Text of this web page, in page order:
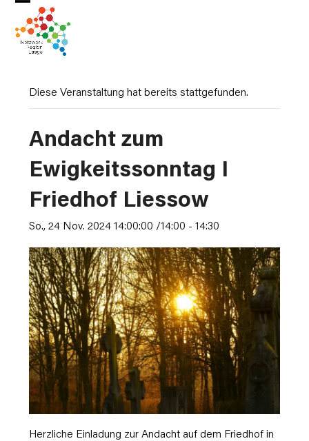
Skip
content
Open
mobile
menu
Close
mobile
menu
Diese Veranstaltung hat bereits stattgefunden.
Andacht zum
Ewigkeitssonntag I
Friedhof Liessow
So., 24 Nov. 2024 14:00:00 /14:00 -14:30
Herzliche Einladung zur Andacht auf dem Friedhof in